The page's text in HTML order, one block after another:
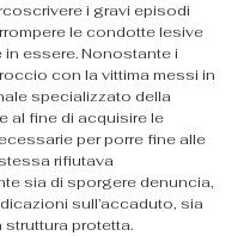
i gravi episodi
le condotte lesive
in essere. Nonostante i
con la vittima messi in
specializzato della
al fine di acquisire le
per porre fine alle
rifiutava
sia di sporgere denuncia,
sull’accaduto, sia
struttura protetta.